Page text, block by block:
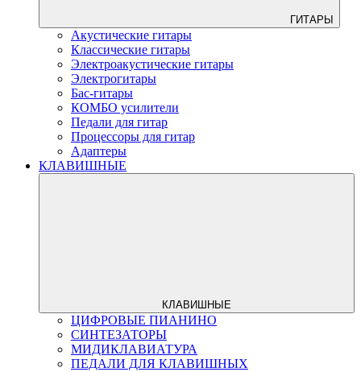
ГИТАРЫ
Акустические гитары
Классические гитары
Электроакустические гитары
Электрогитары
Бас-гитары
КОМБО усилители
Педали для гитар
Процессоры для гитар
Адаптеры
КЛАВИШНЫЕ
КЛАВИШНЫЕ
ЦИФРОВЫЕ ПИАНИНО
СИНТЕЗАТОРЫ
МИДИКЛАВИАТУРА
ПЕДАЛИ ДЛЯ КЛАВИШНЫХ